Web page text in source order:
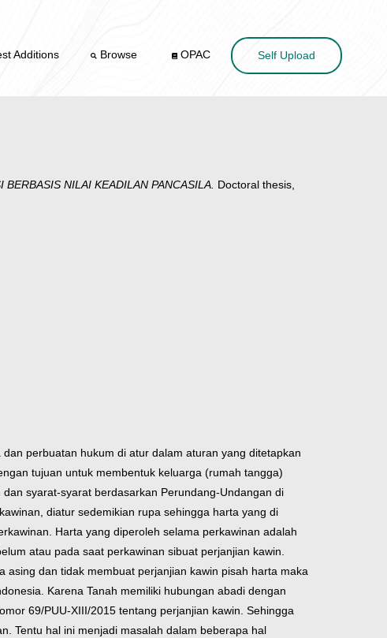
Additions Browse OPAC Self Upload
NILAI KEADILAN PANCASILA. Doctoral thesis,
perbuatan hukum di atur dalam aturan yang ditetapkan
tujuan untuk membentuk keluarga (rumah tangga)
syarat-syarat berdasarkan Perundang-Undangan di
diatur sedemikian rupa sehingga harta yang di
Harta yang diperoleh selama perkawinan adalah
atau pada saat perkawinan sibuat perjanjian kawin.
dan tidak membuat perjanjian kawin pisah harta maka
Karena Tanah memiliki hubungan abadi dengan
69/PUU-XIII/2015 tentang perjanjian kawin. Sehingga
Tentu hal ini menjadi masalah dalam beberapa hal